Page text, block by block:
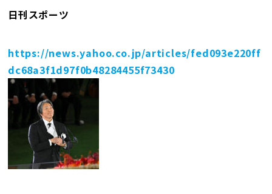
日刊スポーツ
https://news.yahoo.co.jp/articles/fed093e220ff
dc68a3f1d97f0b48284455f73430